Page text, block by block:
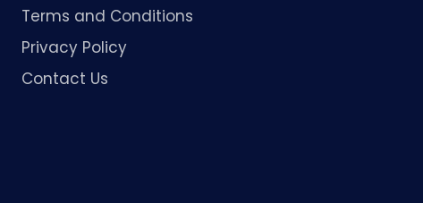
Terms and Conditions
Privacy Policy
Contact Us